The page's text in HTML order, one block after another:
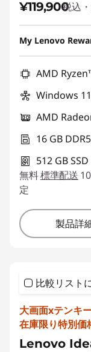
¥119,900税込
My Lenovo
AMD
Windows
AMD
16 GB
512 GB
無料標準配送
定
製品詳
比較リスト
大画面xテンキ
在庫限り特別価
Lenovo